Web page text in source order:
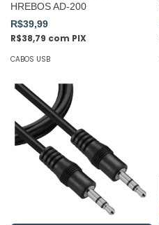
HREBOS AD-200
R$39,99
R$38,79 com PIX
CABOS USB